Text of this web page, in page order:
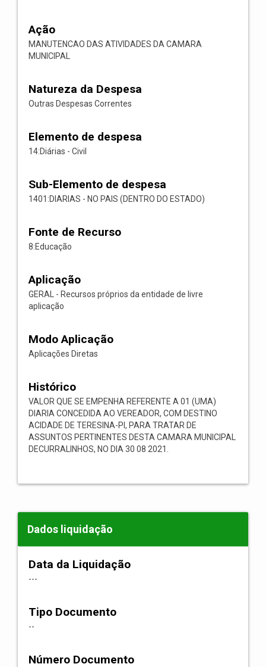
Ação
MANUTENCAO DAS ATIVIDADES DA CAMARA
MUNICIPAL
Natureza da Despesa
Outras Despesas Correntes
Elemento de despesa
14:Diárias - Civil
Sub-Elemento de despesa
1401:DIARIAS - NO PAIS (DENTRO DO ESTADO)
Fonte de Recurso
8:Educação
Aplicação
GERAL - Recursos próprios da entidade de livre
aplicação
Modo Aplicação
Aplicações Diretas
Histórico
VALOR QUE SE EMPENHA REFERENTE A 01 (UMA)
DIARIA CONCEDIDA AO VEREADOR, COM DESTINO
ACIDADE DE TERESINA-PI, PARA TRATAR DE
ASSUNTOS PERTINENTES DESTA CAMARA MUNICIPAL
DECURRALINHOS, NO DIA 30 08 2021.
Dados liquidação
Data da Liquidação
---
Tipo Documento
--
Número Documento